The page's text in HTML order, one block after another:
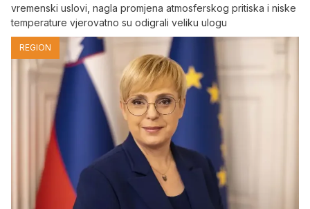
vremenski uslovi, nagla promjena atmosferskog pritiska i niske
temperature vjerovatno su odigrali veliku ulogu
REGION